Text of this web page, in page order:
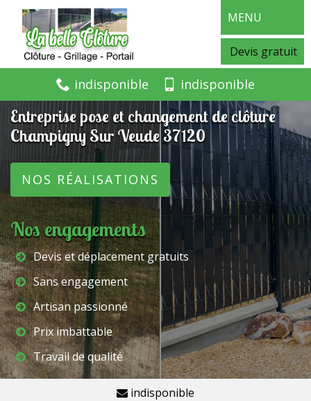
MENU
Devis gratuit
indisponible indisponible
Entreprise pose et changement de clôture
Champigny Sur Veude 37120
NOS RÉALISATIONS
Nos engagements
Devis et déplacement gratuits
Sans engagement
Artisan passionné
Prix imbattable
Travail de qualité
indisponible